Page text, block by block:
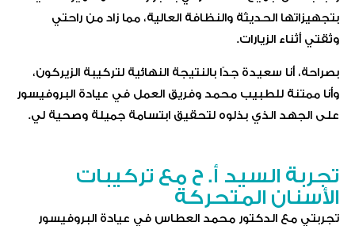
بتجهيزاتها الحديثة والنظافة العالية، مما زاد من راحتي
وثقتي أثناء الزيارات.
بصراحة، أنا سعيدة جدًا بالنتيجة النهائية لتركيبة الزيركون،
وأنا ممتنة للطبيب محمد وفريق العمل في عيادة البروفيسور
على الجهد الذي بذلوه لتحقيق ابتسامة جميلة وصحية لي.
تجربة السيد أ. ح مع تركيبات
الأسنان المتحركة
تجربتي مع الدكتور محمد العطاس في عيادة البروفيسور